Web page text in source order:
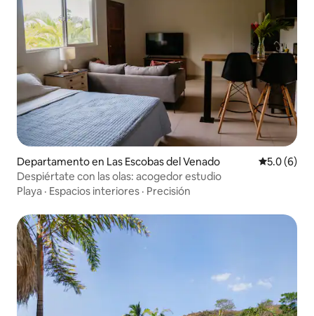
Departamento en Las Escobas del Venado
5.0 (6)
Despiértate con las olas: acogedor estudio
Playa · Espacios interiores · Precisión